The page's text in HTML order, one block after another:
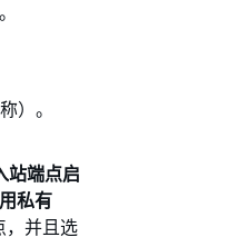
）。
站端点启
私有
，并且选